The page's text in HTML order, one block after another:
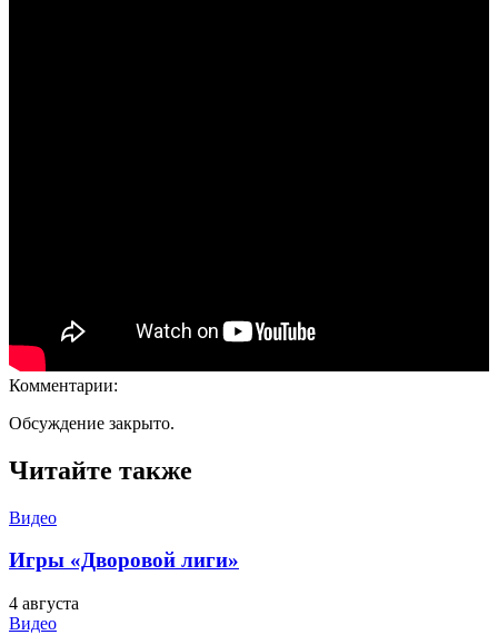
Комментарии:
Обсуждение закрыто.
Читайте также
Видео
Игры «Дворовой лиги»
4 августа
Видео